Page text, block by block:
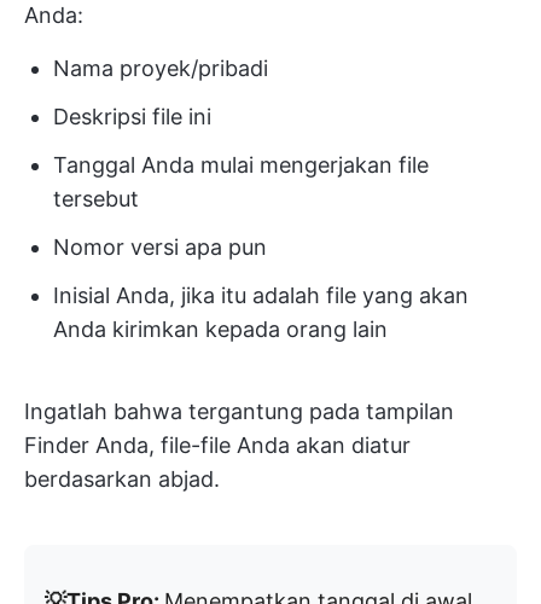
Anda:
Nama proyek/pribadi
Deskripsi file ini
Tanggal Anda mulai mengerjakan file
tersebut
Nomor versi apa pun
Inisial Anda, jika itu adalah file yang akan
Anda kirimkan kepada orang lain
Ingatlah bahwa tergantung pada tampilan
Finder Anda, file-file Anda akan diatur
berdasarkan abjad.